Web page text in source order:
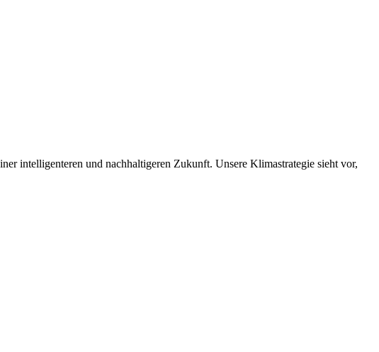
intelligenteren und nachhaltigeren Zukunft. Unsere Klimastrategie sieht vor,